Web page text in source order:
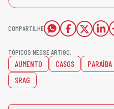
COMPARTILHE
TÓPICOS NESSE ARTIGO:
AUMENTO CASOS PARAÍBA
SRAG